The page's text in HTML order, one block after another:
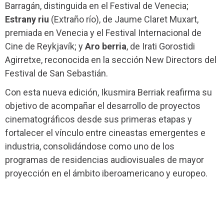
Barragán, distinguida en el Festival de Venecia;
Estrany riu (Extraño río), de Jaume Claret Muxart,
premiada en Venecia y el Festival Internacional de
Cine de Reykjavík; yAro berria, de Irati Gorostidi
Agirretxe, reconocida en la sección New Directors del
Festival de San Sebastián.
Con esta nueva edición, Ikusmira Berriak reafirma su
objetivo de acompañar el desarrollo de proyectos
cinematográficos desde sus primeras etapas y
fortalecer el vínculo entre cineastas emergentes e
industria, consolidándose como uno de los
programas de residencias audiovisuales de mayor
proyección en el ámbito iberoamericano y europeo.